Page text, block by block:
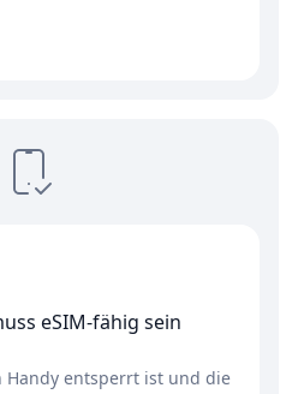
eSIM-fähig sein
Handy entsperrt ist und die